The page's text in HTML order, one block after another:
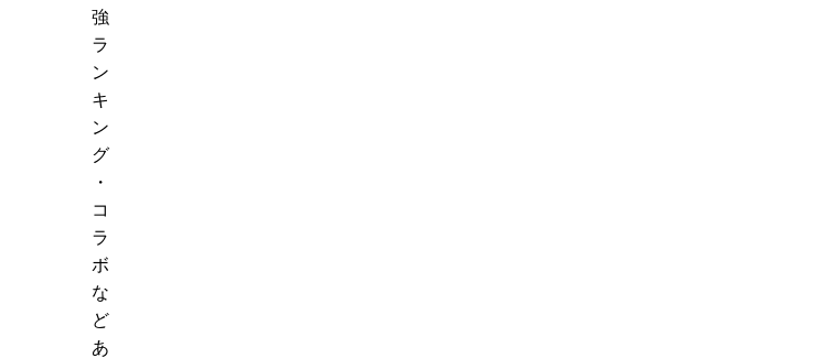
強
ラ
ン
キ
ン
グ
・
コ
ラ
ボ
な
ど
あ